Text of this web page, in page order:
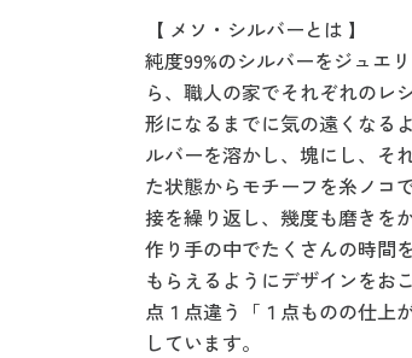
【 メソ・シルバーとは 】
純度99%のシルバーをジュエ
ら、職人の家でそれぞれのレ
形になるまでに気の遠くなる
ルバーを溶かし、塊にし、そ
た状態からモチーフを糸ノコ
接を繰り返し、幾度も磨きを
作り手の中でたくさんの時間
もらえるようにデザインをお
点１点違う「１点ものの仕上
しています。